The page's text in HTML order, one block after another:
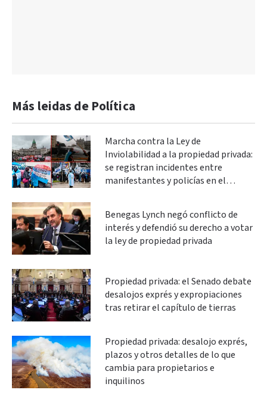
Más leidas de Política
Marcha contra la Ley de
Inviolabilidad a la propiedad privada:
se registran incidentes entre
manifestantes y policías en el
Benegas Lynch negó conflicto de
interés y defendió su derecho a votar
la ley de propiedad privada
Propiedad privada: el Senado debate
desalojos exprés y expropiaciones
tras retirar el capítulo de tierras
Propiedad privada: desalojo exprés,
plazos y otros detalles de lo que
cambia para propietarios e
inquilinos